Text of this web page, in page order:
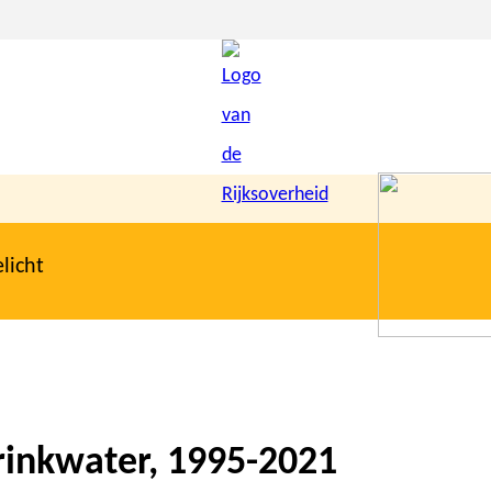
1995-2021